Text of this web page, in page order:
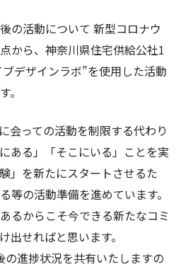
の活動について 新型コロナウ
から、神奈川県住宅供給公社1
デザインラボ”を使用した活動
。
会っての活動を制限する代わり
ある」「そこにいる」ことを実
」を新たにスタートさせるた
等の活動準備を進めています。
るからこそ今できる新たなコミ
出せればと思います。
進捗状況を共有いたしますの